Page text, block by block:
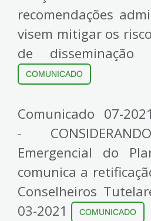
recomendações
visem mitigar os
de disseminação
COMUNICADO
Comunicado 07-
-
Emergencial do
comunica a
Conselheiros
03-2021
COMUNICADO